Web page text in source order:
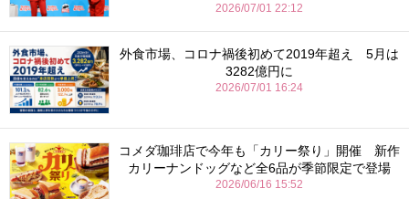
2026/07/01 22:12
外食市場、コロナ禍後初めて2019年超え 5月は
3282億円に
2026/07/01 16:24
コメダ珈琲店で今年も「カリー祭り」開催 新作
カリーナンドッグなど全6品が季節限定で登場
2026/06/16 15:52